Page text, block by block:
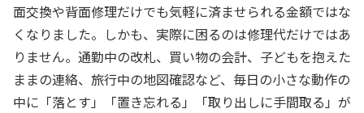
面交換や背面修理だけでも気軽に済ませられる金額ではな
くなりました。しかも、実際に困るのは修理代だけではあ
りません。通勤中の改札、買い物の会計、子どもを抱えた
ままの連絡、旅行中の地図確認など、毎日の小さな動作の
中に「落とす」「置き忘れる」「取り出しに手間取る」が